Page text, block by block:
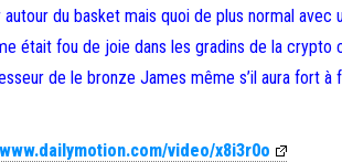
du basket mais quoi de plus normal
était fou de joie dans les gradins de la
de le bronze James même s’il aura fort à
video/x8i3r0o